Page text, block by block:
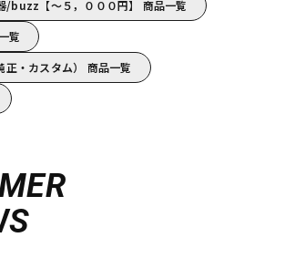
/buzz【～５，０００円】 商品一覧
覧
・カスタム） 商品一覧